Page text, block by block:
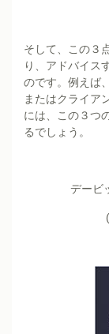
そして、この３
り、アドバイス
のです。例えば
またはクライア
には、この３つ
るでしょう。
デービ